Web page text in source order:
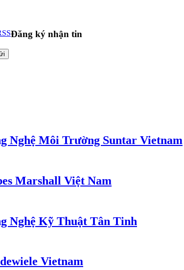
Đăng ký nhận tin
Nghệ Môi Trường Suntar Vietnam
Marshall Việt Nam
Nghệ Kỹ Thuật Tân Tinh
Vietnam